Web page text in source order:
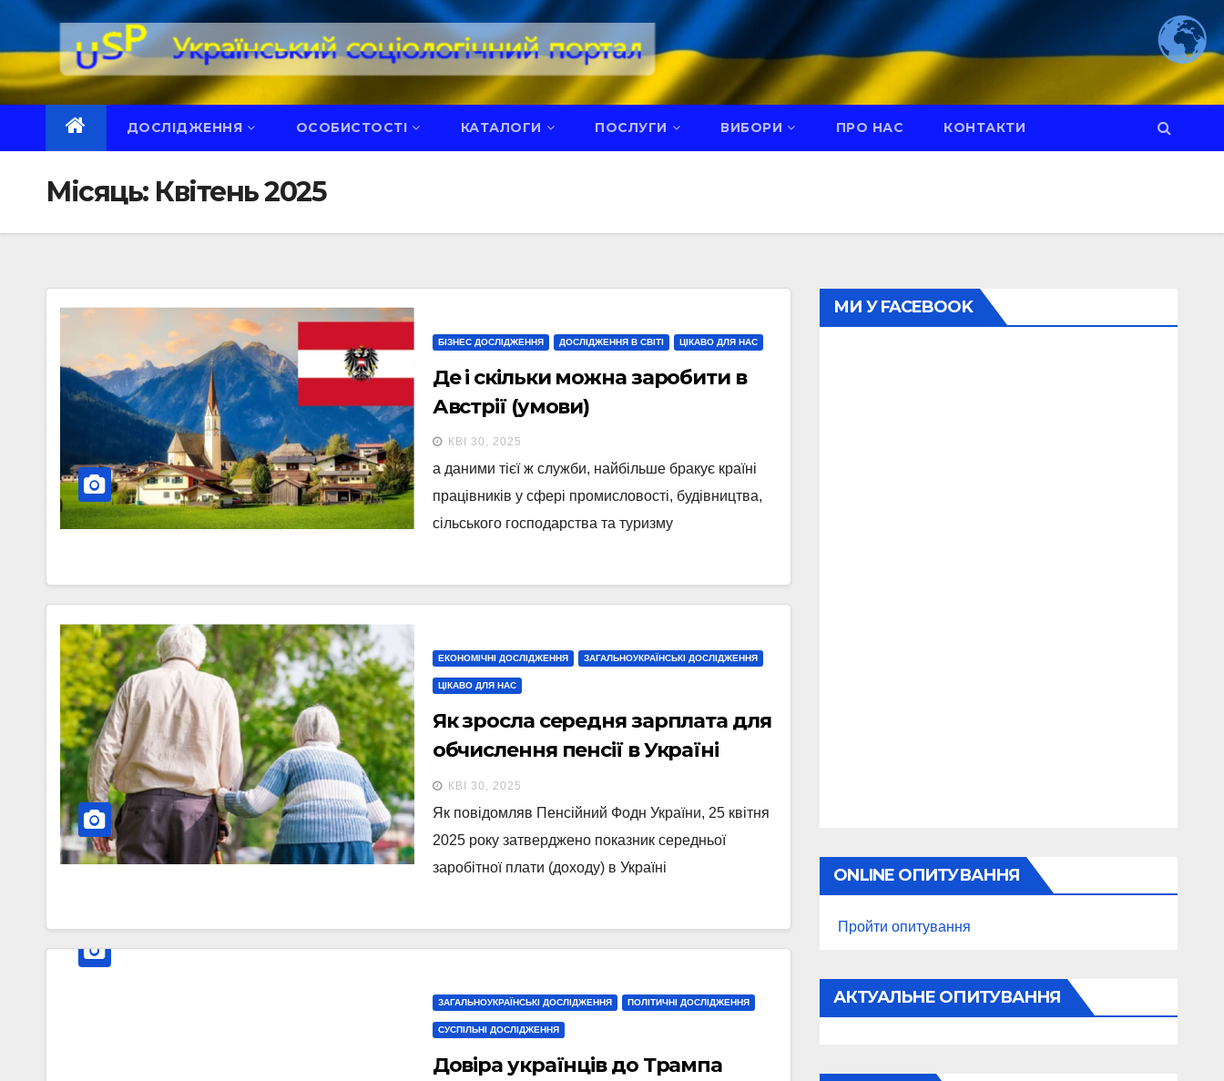
Перейти
вмісту
ДОСЛІДЖЕННЯ ОСОБИСТОСТІ КАТАЛОГИ ПОСЛУГИ ВИБОРИ ПРО НАС КОНТАКТИ
Місяць: Квітень 2025
БІЗНЕС ДОСЛІДЖЕННЯ ДОСЛІДЖЕННЯ В СВІТІ ЦІКАВО ДЛЯ НАС
Де і скільки можна заробити в
Австрії (умови)
КВІ 30, 2025
а даними тієї ж служби, найбільше бракує країні
працівників у сфері промисловості, будівництва,
сільського господарства та туризму
ЕКОНОМІЧНІ ДОСЛІДЖЕННЯ ЗАГАЛЬНОУКРАЇНСЬКІ ДОСЛІДЖЕННЯ
ЦІКАВО ДЛЯ НАС
Як зросла середня зарплата для
обчислення пенсії в Україні
(інфографіка)
КВІ 30, 2025
Як повідомляв Пенсійний Фодн України, 25 квітня
2025 року затверджено показник середньої
заробітної плати (доходу) в Україні
ЗАГАЛЬНОУКРАЇНСЬКІ ДОСЛІДЖЕННЯ ПОЛІТИЧНІ ДОСЛІДЖЕННЯ
СУСПІЛЬНІ ДОСЛІДЖЕННЯ
Довіра українців до Трампа
МИ У FACEBOOK
ONLINE ОПИТУВАННЯ
Пройти опитування
АКТУАЛЬНЕ ОПИТУВАННЯ